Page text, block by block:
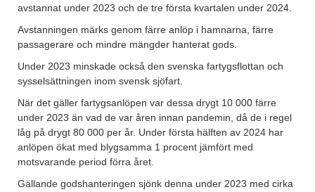
avstannat under 2023 och de tre första kvartalen under 2024.
Avstanningen märks genom färre anlöp i hamnarna, färre
passagerare och mindre mängder hanterat gods.
Under 2023 minskade också den svenska fartygsflottan och
sysselsättningen inom svensk sjöfart.
När det gäller fartygsanlöpen var dessa drygt 10 000 färre
under 2023 än vad de var åren innan pandemin, då de i regel
låg på drygt 80 000 per år. Under första hälften av 2024 har
anlöpen ökat med blygsamma 1 procent jämfört med
motsvarande period förra året.
Gällande godshanteringen sjönk denna under 2023 med cirka